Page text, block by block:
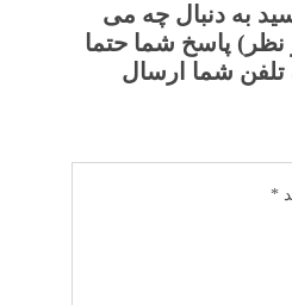
به دنبال چه می
نظر) پاسخ شما حتما
تلفن شما ارسال